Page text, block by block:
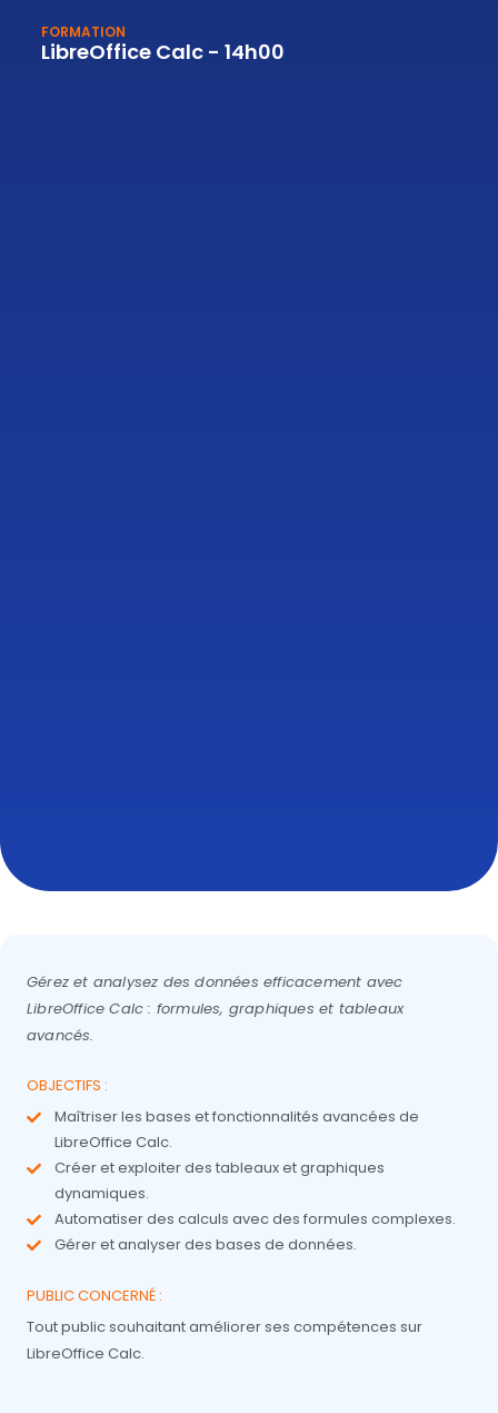
FORMATION
LibreOffice Calc - 14h00
Gérez et analysez des données efficacement avec
LibreOffice Calc : formules, graphiques et tableaux
avancés.
OBJECTIFS :
Maîtriser les bases et fonctionnalités avancées de
LibreOffice Calc.
Créer et exploiter des tableaux et graphiques
dynamiques.
Automatiser des calculs avec des formules complexes.
Gérer et analyser des bases de données.
PUBLIC CONCERNÉ :
Tout public souhaitant améliorer ses compétences sur
LibreOffice Calc.